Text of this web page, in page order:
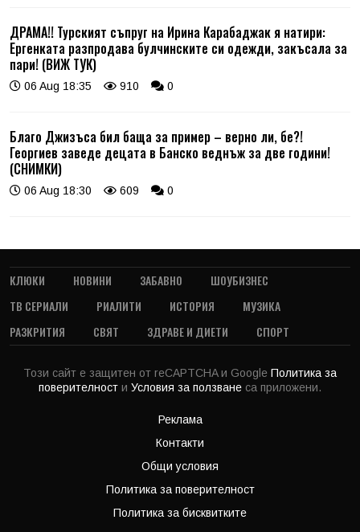
ДРАМА!! Турският съпруг на Ирина Карабаджак я натири:
Ергенката разпродава булчинските си одежди, закъсала за
пари! (ВИЖ ТУК)
06 Aug 18:35 910 0
Благо Джизъса бил баща за пример – верно ли, бе?!
Георгиев заведе децата в Банско веднъж за две години!
(СНИМКИ)
06 Aug 18:30 609 0
КЛЮКИ НОВИНИ ЗАБАВНО
ШОУБИЗНЕС
ТВ СЕРИАЛИ
РИАЛИТИ ИСТОРИЯ
МУЗИКА
РАЗКРИТИЯ
СВЯТ ЗДРАВЕ И ДИЕТИ СПОРТ
Този сайт е защитен от reCAPTCHA и Google Политика за
поверителност и Условия за ползване са приложени.
Реклама
Контакти
Общи условия
Политика за поверителност
Политика за бисквитките